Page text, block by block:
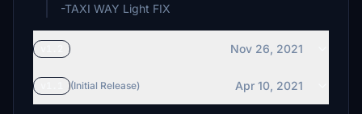
-TAXI WAY Light FIX
Nov 26, 2021
(Initial Release) Apr 10, 2021